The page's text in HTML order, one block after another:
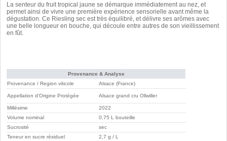
La senteur du fruit tropical jaune se démarque immédiatement au nez, et
permet ainsi de vivre une première expérience sensorielle avant même la
dégustation. Ce Riesling sec est très équilibré, et délivre ses arômes avec
une belle longueur en bouche, qui découle entre autres de son vieillissement
en fût.
Provenance & Analyse
Provenance / Region viticole
Alsace (France)
Appellation d’Origine Protégée Alsace grand cru Ollwiller
Millésime
2022
Volume nominal
0,75 L bouteille
Sucrosité
sec
Teneur en sucre résiduel
2,7 g / L